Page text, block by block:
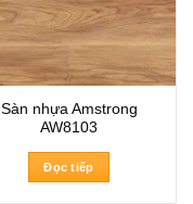
Sàn nhựa Amstrong
AW8103
Đọc tiếp